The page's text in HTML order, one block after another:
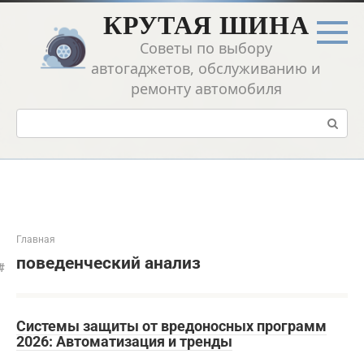
Перейти
контенту
КРУТАЯ ШИНА
Советы по выбору
автогаджетов, обслуживанию и
ремонту автомобиля
Поиск:
Главная
поведенческий анализ
Системы защиты от вредоносных программ
2026: Автоматизация и тренды